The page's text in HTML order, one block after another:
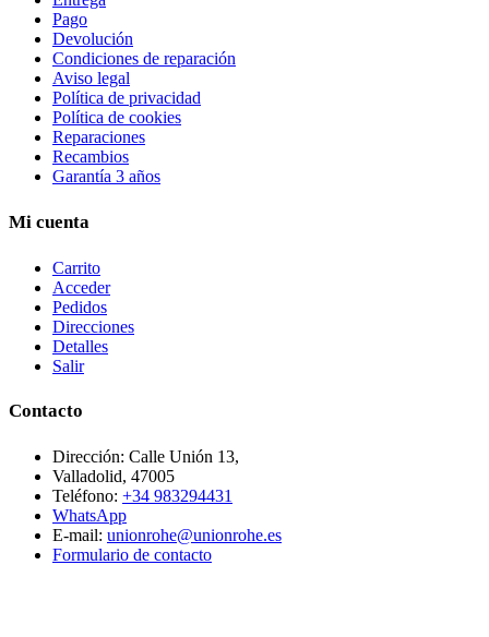
Pago
Devolución
Condiciones de reparación
Aviso legal
Política de privacidad
Política de cookies
Reparaciones
Recambios
Garantía 3 años
Mi cuenta
Carrito
Acceder
Pedidos
Direcciones
Detalles
Salir
Contacto
Dirección: Calle Unión 13,
Valladolid, 47005
Teléfono: +34 983294431
WhatsApp
E-mail: unionrohe@unionrohe.es
Formulario de contacto